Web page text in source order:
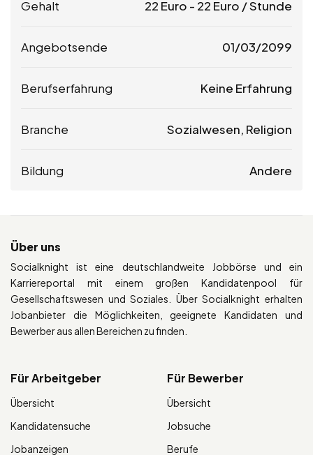
Gehalt 22 Euro - 22 Euro / Stunde
Angebotsende 01/03/2099
Berufserfahrung Keine Erfahrung
Branche Sozialwesen, Religion
Bildung Andere
Über uns
Socialknight ist eine deutschlandweite Jobbörse und ein
Karriereportal mit einem großen Kandidatenpool für
Gesellschaftswesen und Soziales. Über Socialknight erhalten
Jobanbieter die Möglichkeiten, geeignete Kandidaten und
Bewerber aus allen Bereichen zu finden.
Für Arbeitgeber
Übersicht
Kandidatensuche
Jobanzeigen
Für Bewerber
Übersicht
Jobsuche
Berufe